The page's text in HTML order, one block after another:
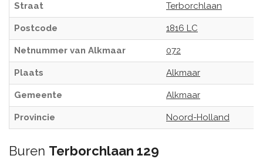
Straat Terborchlaan
Postcode 1816 LC
Netnummer van Alkmaar 072
Plaats Alkmaar
Gemeente Alkmaar
Provincie Noord-Holland
Buren Terborchlaan 129